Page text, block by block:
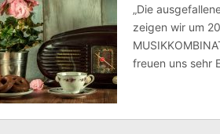
„Die
zeigen wir um
freuen uns sehr